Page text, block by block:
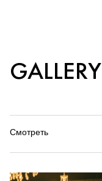
GALLERY
Смотреть